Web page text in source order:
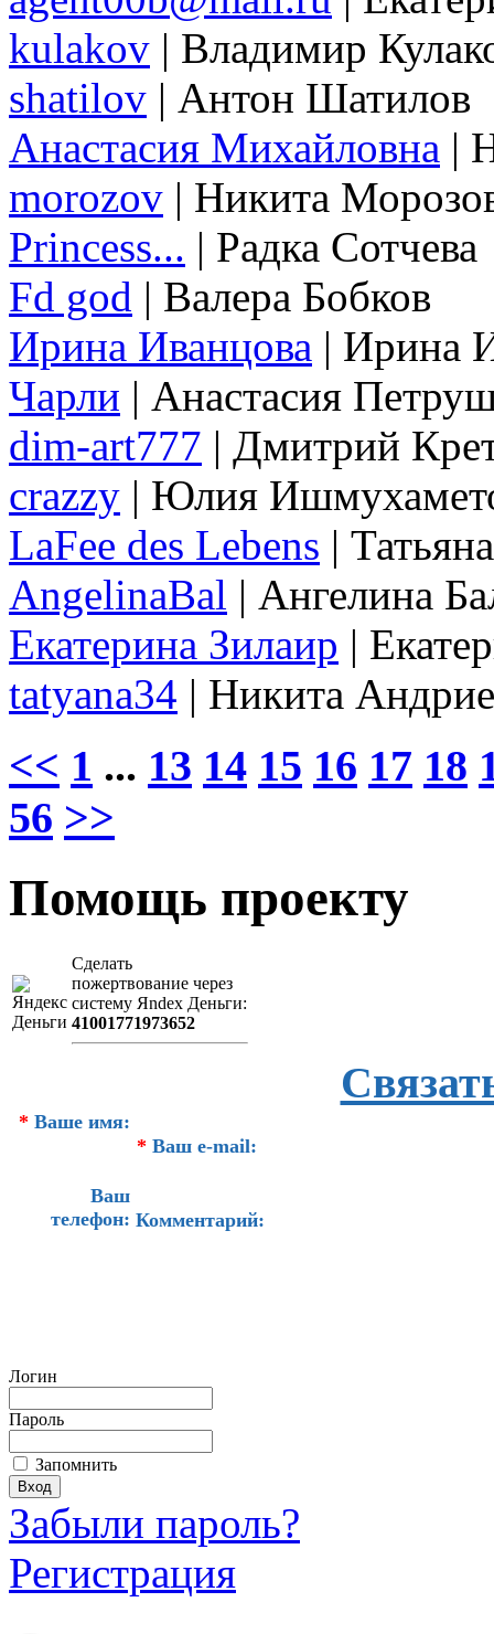
kulakov | Владимир
shatilov | Антон Шатилов
Анастасия Михайловна |
morozov | Никита
Princess... | Радка Сотчева
Fd god | Валера Бобков
Ирина Иванцова | Ирина
Чарли | Анастасия
dim-art777 | Дмитрий
crazzy | Юлия
LaFee des Lebens |
AngelinaBal | Ангелина
Екатерина Зилаир |
tatyana34 | Никита
<< 1 ... 13 14 15 16 17 18
56 >>
Помощь проекту
Сделать
пожертвование через
систeму Яndex Деньги:
41001771973652
* Ваше имя:
* Ваш e-mail:
Ваш
телефон: Комментарий:
Логин
Пароль
Запомнить
Забыли пароль?
Регистрация